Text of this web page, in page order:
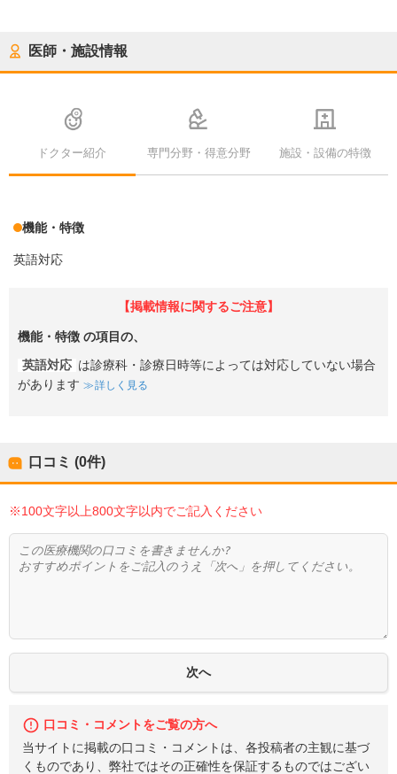
医師・施設情報
ドクター紹介 専門分野・得意分野 施設・設備の特徴
機能・特徴
英語対応
【掲載情報に関するご注意】
機能・特徴 の項目の、
英語対応 は診療科・診療日時等によっては対応していない場合
があります
詳しく見る
口コミ (0件)
※100文字以上800文字以内でご記入ください
口コミ・コメントをご覧の方へ
当サイトに掲載の口コミ・コメントは、各投稿者の主観に基づ
くものであり、弊社ではその正確性を保証するものではござい